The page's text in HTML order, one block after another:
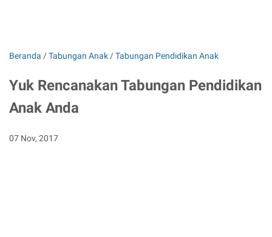
Beranda /Tabungan Anak /Tabungan Pendidikan Anak
Yuk Rencanakan Tabungan Pendidikan
Anak Anda
07 Nov, 2017